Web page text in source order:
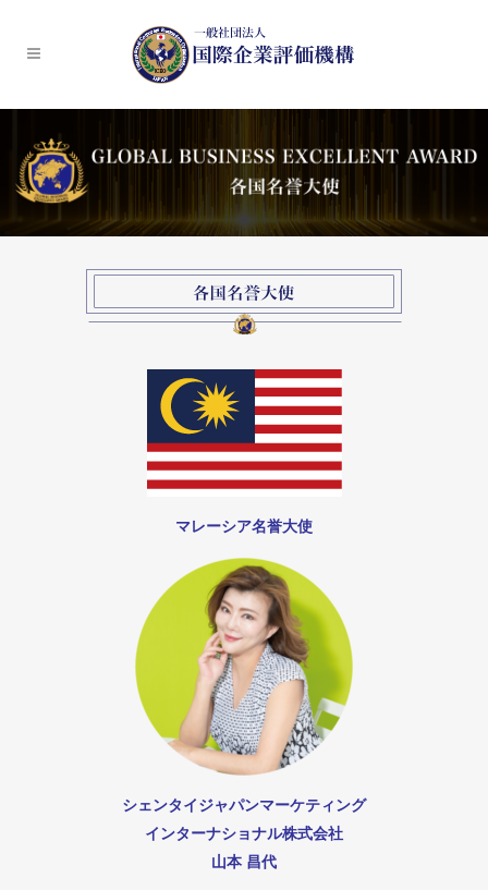
マレーシア名誉大使
シェンタイジャパンマーケティング
インターナショナル株式会社
山本 昌代